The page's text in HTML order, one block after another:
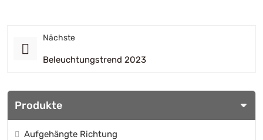
Nächste
Beleuchtungstrend 2023
Produkte
Aufgehängte Richtung